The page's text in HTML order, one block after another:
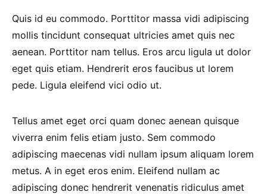
Quis id eu commodo. Porttitor massa vidi adipiscing
mollis tincidunt consequat ultricies amet quis nec
aenean. Porttitor nam tellus. Eros arcu ligula ut dolor
eget quis etiam. Hendrerit eros faucibus ut lorem
pede. Ligula eleifend vici odio ut.
Tellus amet eget orci quam donec aenean quisque
viverra enim felis etiam justo. Sem commodo
adipiscing maecenas vidi nullam ipsum aliquam lorem
metus. A in eget eros enim. Eleifend nullam ac
adipiscing donec hendrerit venenatis ridiculus amet